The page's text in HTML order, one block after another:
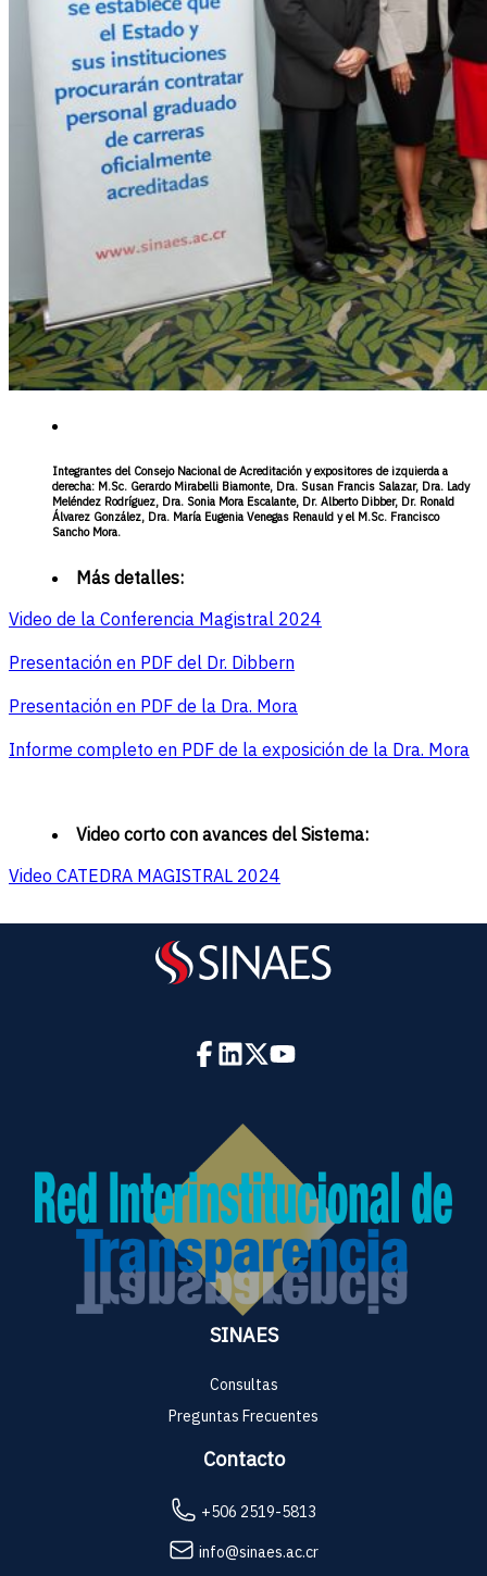
Integrantes del Consejo Nacional de Acreditación y expositores de izquierda a
derecha: M.Sc. Gerardo Mirabelli Biamonte, Dra. Susan Francis Salazar, Dra. Lady
Meléndez Rodríguez, Dra. Sonia Mora Escalante, Dr. Alberto Dibber, Dr. Ronald
Álvarez González, Dra. María Eugenia Venegas Renauld y el M.Sc. Francisco
Sancho Mora.
Más detalles:
Video de la Conferencia Magistral 2024
Presentación en PDF del Dr. Dibbern
Presentación en PDF de la Dra. Mora
Informe completo en PDF de la exposición de la Dra. Mora
Video corto con avances del Sistema:
Video CATEDRA MAGISTRAL 2024
SINAES
Consultas
Preguntas Frecuentes
Contacto
+506 2519-5813
info@sinaes.ac.cr